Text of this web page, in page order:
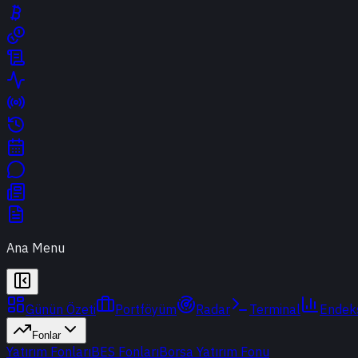
Ana Menu
Günün Özeti Portföyüm Radar Terminal
Fonlar
Yatırım FonlarıBES FonlarıBorsa Yatırım Fonu